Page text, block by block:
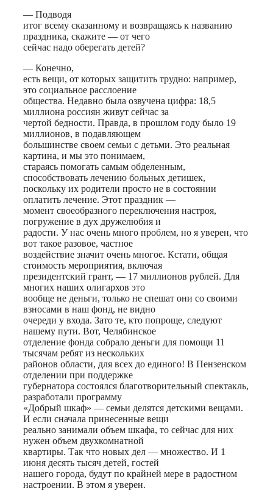
— Подводя
итог всему сказанному и возвращаясь к названию
праздника, скажите — от чего
сейчас надо оберегать детей?
— Конечно,
есть вещи, от которых защитить трудно: например,
это социальное расслоение
общества. Недавно была озвучена цифра: 18,5
миллиона россиян живут сейчас за
чертой бедности. Правда, в прошлом году было 19
миллионов, в подавляющем
большинстве своем семьи с детьми. Это реальная
картина, и мы это понимаем,
стараясь помогать самым обделенным,
способствовать лечению больных детишек,
поскольку их родители просто не в состоянии
оплатить лечение. Этот праздник —
момент своеобразного переключения настроя,
погружение в дух дружелюбия и
радости. У нас очень много проблем, но я уверен, что
вот такое разовое, частное
воздействие значит очень многое. Кстати, общая
стоимость мероприятия, включая
президентский грант, — 17 миллионов рублей. Для
многих наших олигархов это
вообще не деньги, только не спешат они со своими
взносами в наш фонд, не видно
очереди у входа. Зато те, кто попроще, следуют
нашему пути. Вот, Челябинское
отделение фонда собрало деньги для помощи 11
тысячам ребят из нескольких
районов области, для всех до единого! В Пензенском
отделении при поддержке
губернатора состоялся благотворительный спектакль,
разработали программу
«Добрый шкаф» — семьи делятся детскими вещами.
И если сначала принесенные вещи
реально занимали объем шкафа, то сейчас для них
нужен объем двухкомнатной
квартиры. Так что новых дел — множество. И 1
июня десять тысяч детей, гостей
нашего города, будут по крайней мере в радостном
настроении. В этом я уверен.